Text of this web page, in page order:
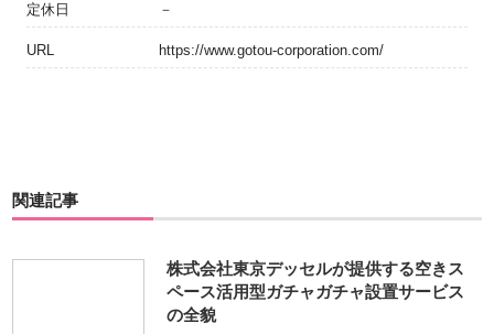
定休日 －
URL https://www.gotou-corporation.com/
関連記事
株式会社東京デッセルが提供する空きス
ペース活用型ガチャガチャ設置サービス
の全貌